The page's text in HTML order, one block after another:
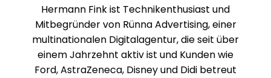
Hermann Fink ist Technikenthusiast und
Mitbegründer von Rünna Advertising, einer
multinationalen Digitalagentur, die seit über
einem Jahrzehnt aktiv ist und Kunden wie
Ford, AstraZeneca, Disney und Didi betreut